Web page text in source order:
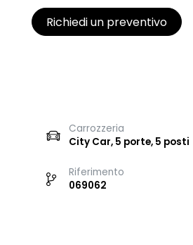
Richiedi un preventivo
Carrozzeria
City Car, 5 porte, 5 posti
Riferimento
069062